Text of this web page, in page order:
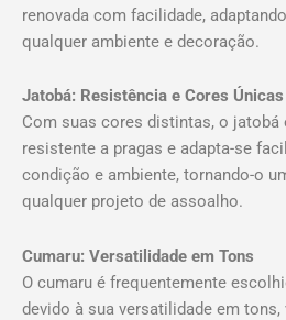
renovada com facilidade,
qualquer ambiente e decoração.
Jatobá: Resistência e Cores Únicas
Com suas cores distintas, o jatobá
resistente a pragas e adapta-se
condição e ambiente, tornando-o
qualquer projeto de assoalho.
Cumaru: Versatilidade em Tons
O cumaru é frequentemente
devido à sua versatilidade em